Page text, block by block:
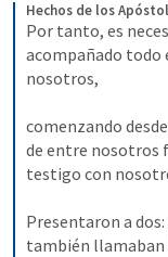
Hechos de los
Por tanto, es
acompañado todo
nosotros,
comenzando
de entre nosotros
testigo con
Presentaron a
también llamaban